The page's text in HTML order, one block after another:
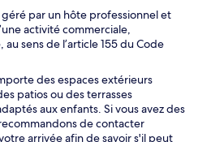
par un hôte professionnel et
activité commerciale,
sens de l’article 155 du Code
des espaces extérieurs
patios ou des terrasses
aux enfants. Si vous avez des
de contacter
arrivée afin de savoir s'il peut